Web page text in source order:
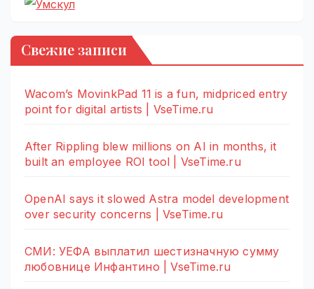
Свежие записи
Wacom’s MovinkPad 11 is a fun, midpriced entry
point for digital artists | VseTime.ru
After Rippling blew millions on AI in months, it
built an employee ROI tool | VseTime.ru
OpenAI says it slowed Astra model development
over security concerns | VseTime.ru
СМИ: УЕФА выплатил шестизначную сумму
любовнице Инфантино | VseTime.ru